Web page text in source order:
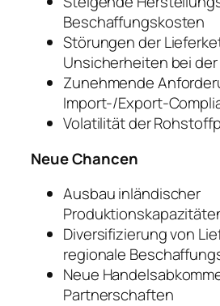
Beschaffungskosten
Störungen der
Unsicherheiten bei
Zunehmende
Import-/Export-
Volatilität der
Neue Chancen
Ausbau inländischer
Diversifizierung von
regionale
Neue
Partnerschaften